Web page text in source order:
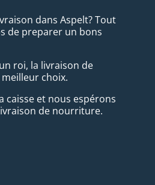
dans Aspelt? Tout
de preparer un bons
roi, la livraison de
choix.
caisse et nous espérons
de nourriture.